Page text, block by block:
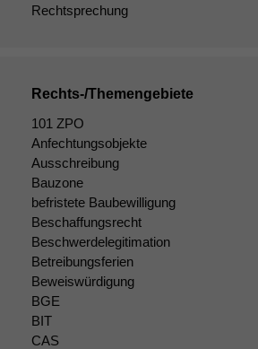
Rechtsprechung
Rechts-/Themengebiete
101 ZPO
Anfechtungsobjekte
Ausschreibung
Bauzone
befristete Baubewilligung
Beschaffungsrecht
Beschwerdelegitimation
Betreibungsferien
Beweiswürdigung
BGE
BIT
CAS